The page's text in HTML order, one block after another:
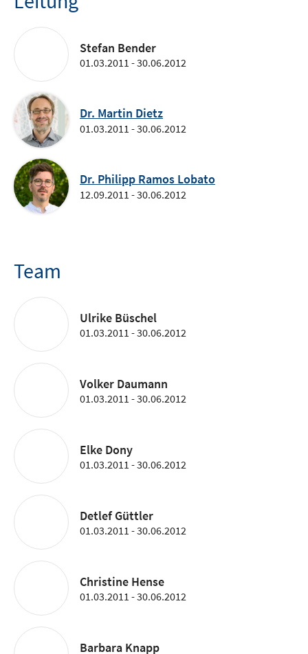
Stefan Bender
01.03.2011 - 30.06.2012
Dr. Martin Dietz
01.03.2011 - 30.06.2012
Dr. Philipp Ramos Lobato
12.09.2011 - 30.06.2012
Team
Ulrike Büschel
01.03.2011 - 30.06.2012
Volker Daumann
01.03.2011 - 30.06.2012
Elke Dony
01.03.2011 - 30.06.2012
Detlef Güttler
01.03.2011 - 30.06.2012
Christine Hense
01.03.2011 - 30.06.2012
Barbara Knapp